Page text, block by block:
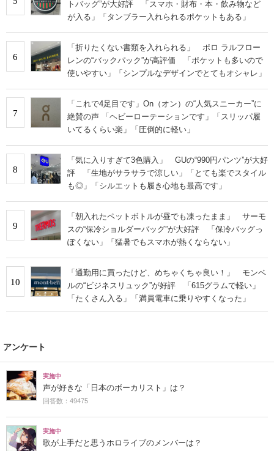
トバッグ”が大好評 「スマホ・財布・本・飲み物など
が入る」「タンブラー入れられるポケットもある」
6
「折りたくない書類を入れられる」 ポロ ラルフロー
レンの“バックパック”が高評価 「ポケットも多いので
使いやすい」「シンプルなデザインでとてもオシャレ」
7
「これで4足目です」On（オン）の“人気スニーカー”に
絶賛の声 「ヘビーローテーションです」「スリッパ履
いてるくらい楽」「圧倒的に軽い」
8
「気に入りすぎて3色購入」 GUの“990円パンツ”が大好
評 「生地がサラサラで涼しい」「とても楽でスタイル
も◎」「シルエットも履き心地も最高です」
9
「朝入れたペットボトルが昼でも凍ったまま」 サーモ
スの“保冷ショルダーバッグ”が大好評 「保冷バッグっ
ぽくない」「猛暑でもスマホが熱くならない」
10
「通勤用に買ったけど、めちゃくちゃ良い！」 モンベ
ルの“ビジネスリュック”が好評 「615グラムで軽い」
「たくさん入る」「満員電車に乗りやすくなった」
アンケート
実施中
声が好きな「日本のボーカリスト」は？
回答数：49475
実施中
歌が上手だと思うホロライブのメンバーは？